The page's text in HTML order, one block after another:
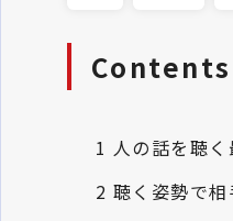
Contents
1 人の話を聴
2 聴く姿勢で